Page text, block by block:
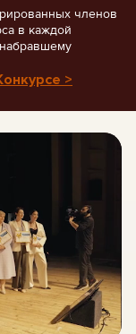
членов
в каждой
>